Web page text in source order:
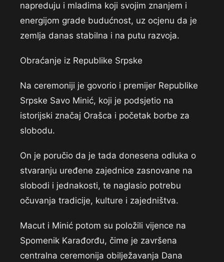
napreduju i mladima koji svojim znanjem i
energijom grade budućnost, uz ocjenu da je
zemlja danas stabilna i na putu razvoja.
Obraćanje iz Republike Srpske
Na ceremoniji je govorio i premijer Republike
Srpske Savo Minić, koji je podsjetio na
istorijski značaj Orašca i početak borbe za
slobodu.
On je poručio da je tada donesena odluka o
stvaranju uređene zajednice zasnovane na
slobodi i jednakosti, te naglasio potrebu
očuvanja tradicije, kulture i zajedništva.
Macut i Minić potom su položili vijence na
Spomenik Karađorđu, čime je završena
centralna ceremonija obilježavanja Dana